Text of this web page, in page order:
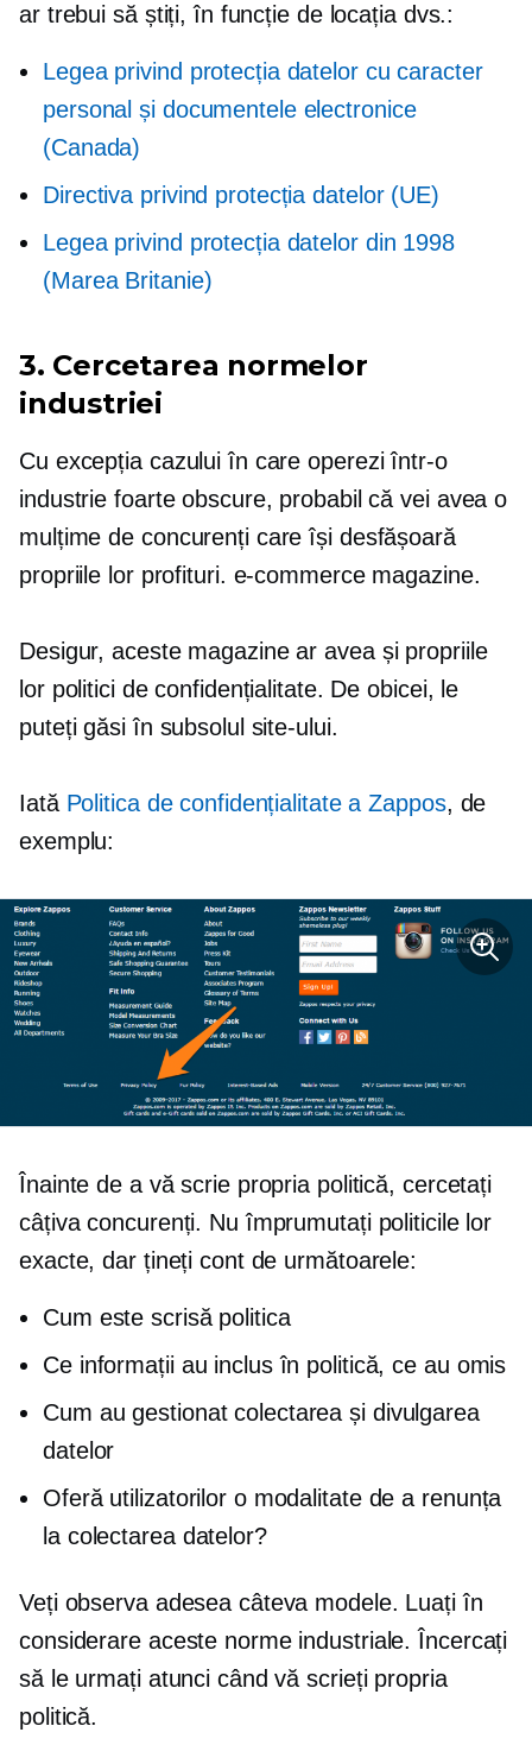
ar trebui să știți, în funcție de locația dvs.:
Legea privind protecția datelor cu caracter
personal și documentele electronice
(Canada)
Directiva privind protecția datelor (UE)
Legea privind protecția datelor din 1998
(Marea Britanie)
3. Cercetarea normelor
industriei
Cu excepția cazului în care operezi într-o
industrie foarte obscure, probabil că vei avea o
mulțime de concurenți care își desfășoară
propriile lor profituri. e-commercemagazine.
Desigur, aceste magazine ar avea și propriile
lor politici de confidențialitate. De obicei, le
puteți găsi în subsolul site-ului.
Iată Politica de confidențialitate a Zappos, de
exemplu:
Înainte de a vă scrie propria politică, cercetați
câțiva concurenți. Nu împrumutați politicile lor
exacte, dar țineți cont de următoarele:
Cum este scrisă politica
Ce informații au inclus în politică, ce au omis
Cum au gestionat colectarea și divulgarea
datelor
Oferă utilizatorilor o modalitate de a renunța
la colectarea datelor?
Veți observa adesea câteva modele. Luați în
considerare aceste norme industriale. Încercați
să le urmați atunci când vă scrieți propria
politică.